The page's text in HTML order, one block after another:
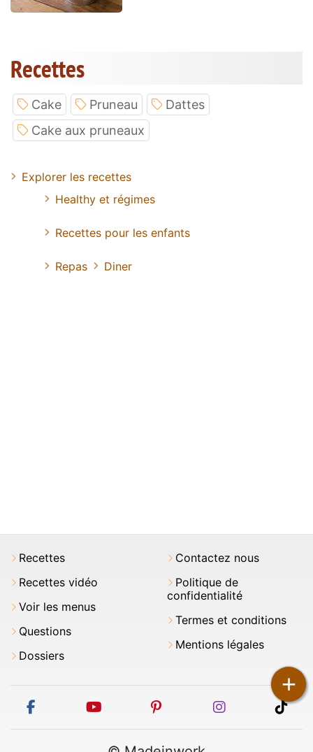
+
Recettes
Cake Pruneau
Dattes
Cake aux pruneaux
Explorer les recettes
Healthy et régimes
Recettes pour les enfants
Repas Diner
Recettes
Recettes vidéo
Voir les menus
Questions
Dossiers
Contactez nous
Politique de
confidentialité
Termes et conditions
Mentions légales
facebook youtube pinterest instagram